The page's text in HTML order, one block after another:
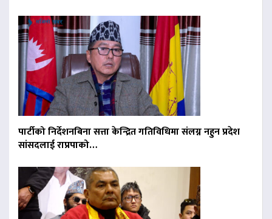
पार्टीको निर्देशनबिना सत्ता केन्द्रित गतिविधिमा संलग्न नहुन प्रदेश
सांसदलाई राप्रपाको…